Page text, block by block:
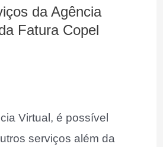
da Agência
Fatura Copel
Virtual, é possível
serviços além da